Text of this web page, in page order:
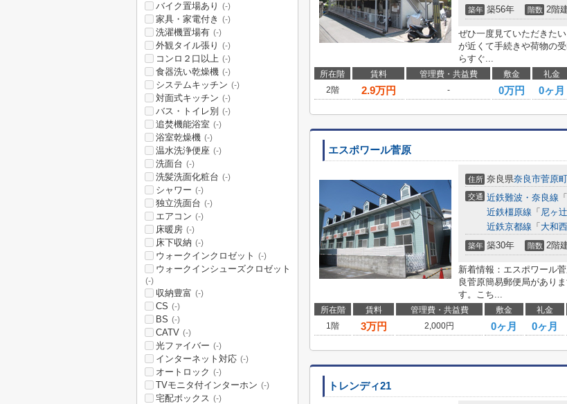
築年 築56年 階数 2階
ぜひ一度見ていただきた
が近くて手続きや荷物の
らすぐ...
所在階 賃料 管理費・共益費 敷金 礼金
2階
2.9万円 - 0万円 0ヶ月
エスポワール菅原
住所 奈良県奈良市菅原町
交通 近鉄難波・奈良線 「
近鉄橿原線 「 尼ヶ辻
近鉄京都線 「 大和
築年 築30年 階数 2階
新着情報：エスポワール
良菅原簡易郵便局があり
す。こち...
所在階 賃料 管理費・共益費 敷金 礼金
1階
3万円 2,000円 0ヶ月 0ヶ月
トレンディ21
バイク置場あり (-)
家具・家電付き (-)
洗濯機置場有 (-)
外観タイル張り (-)
コンロ２口以上 (-)
食器洗い乾燥機 (-)
システムキッチン (-)
対面式キッチン (-)
バス・トイレ別 (-)
追焚機能浴室 (-)
浴室乾燥機 (-)
温水洗浄便座 (-)
洗面台 (-)
洗髪洗面化粧台 (-)
シャワー (-)
独立洗面台 (-)
エアコン (-)
床暖房 (-)
床下収納 (-)
ウォークインクロゼット (-)
ウォークインシューズクロゼット
(-)
収納豊富 (-)
CS (-)
BS (-)
CATV (-)
光ファイバー (-)
インターネット対応 (-)
オートロック (-)
TVモニタ付インターホン (-)
宅配ボックス (-)